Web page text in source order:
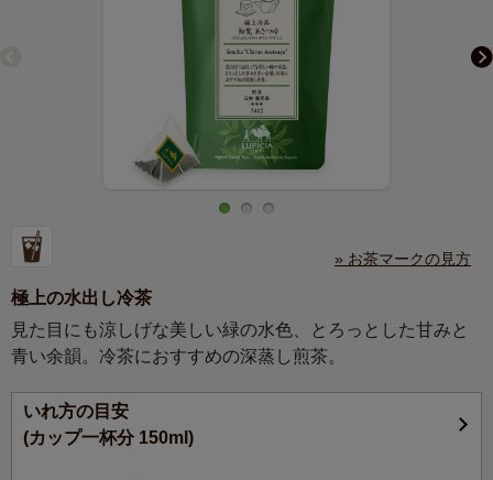
» お茶マークの見方
極上の水出し冷茶
見た目にも涼しげな美しい緑の水色、とろっとした甘みと
青い余韻。冷茶におすすめの深蒸し煎茶。
いれ方の目安
(カップ一杯分 150ml)